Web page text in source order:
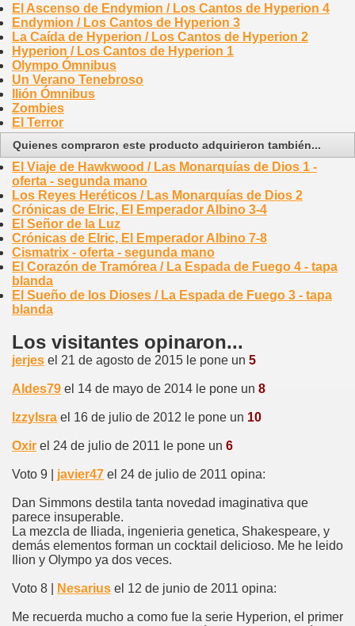
El Ascenso de Endymion / Los Cantos de Hyperion 4
Endymion / Los Cantos de Hyperion 3
La Caída de Hyperion / Los Cantos de Hyperion 2
Hyperion / Los Cantos de Hyperion 1
Olympo Ómnibus
Un Verano Tenebroso
Ilión Ómnibus
Zombies
El Terror
Quienes compraron este producto adquirieron también...
El Viaje de Hawkwood / Las Monarquías de Dios 1 -
oferta - segunda mano
Los Reyes Heréticos / Las Monarquías de Dios 2
Crónicas de Elric, El Emperador Albino 3-4
El Señor de la Luz
Crónicas de Elric, El Emperador Albino 7-8
Cismatrix - oferta - segunda mano
El Corazón de Tramórea / La Espada de Fuego 4 - tapa
blanda
El Sueño de los Dioses / La Espada de Fuego 3 - tapa
blanda
Los visitantes opinaron...
jerjes el 21 de agosto de 2015 le pone un 5
Aldes79 el 14 de mayo de 2014 le pone un 8
IzzyIsra el 16 de julio de 2012 le pone un 10
Oxir el 24 de julio de 2011 le pone un 6
Voto 9 | javier47 el 24 de julio de 2011 opina:
Dan Simmons destila tanta novedad imaginativa que
parece insuperable.
La mezcla de Iliada, ingenieria genetica, Shakespeare, y
demás elementos forman un cocktail delicioso. Me he leido
Ilion y Olympo ya dos veces.
Voto 8 | Nesarius el 12 de junio de 2011 opina:
Me recuerda mucho a como fue la serie Hyperion, el primer